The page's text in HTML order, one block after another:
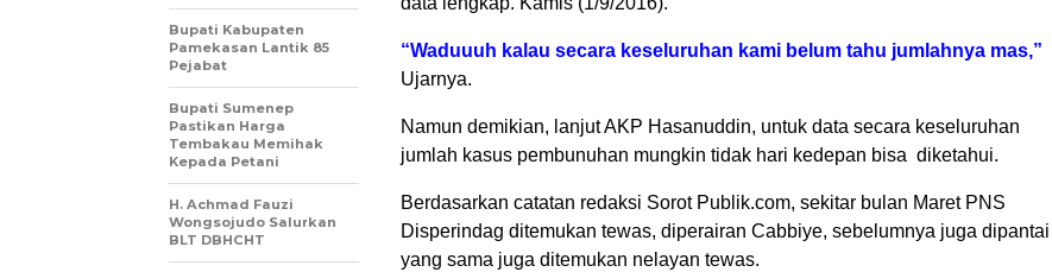
“Waduuuh kalau secara keseluruhan kami belum tahu jumlahnya mas,”
Ujarnya.
Namun demikian, lanjut AKP Hasanuddin, untuk data secara keseluruhan
jumlah kasus pembunuhan mungkin tidak hari kedepan bisa diketahui.
Berdasarkan catatan redaksi Sorot Publik.com, sekitar bulan Maret PNS
Disperindag ditemukan tewas, diperairan Cabbiye, sebelumnya juga dipantai
yang sama juga ditemukan nelayan tewas.
Bupati Kabupaten
Pamekasan Lantik 85
Pejabat
Bupati Sumenep
Pastikan Harga
Tembakau Memihak
Kepada Petani
H. Achmad Fauzi
Wongsojudo Salurkan
BLT DBHCHT